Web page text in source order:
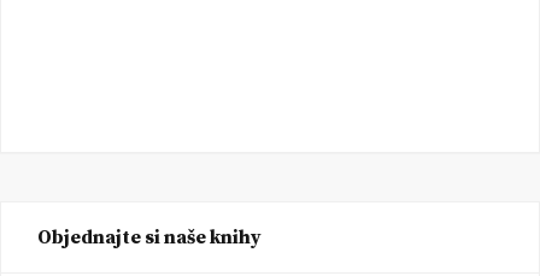
Objednajte si naše knihy